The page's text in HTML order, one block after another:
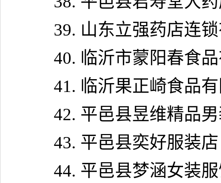
39. 山东立强药店连
40. 临沂市蒙阳春食
41. 临沂果正崎食品
42. 平邑县昱维精品
43. 平邑县奕好服装店
44. 平邑县梦涵女装